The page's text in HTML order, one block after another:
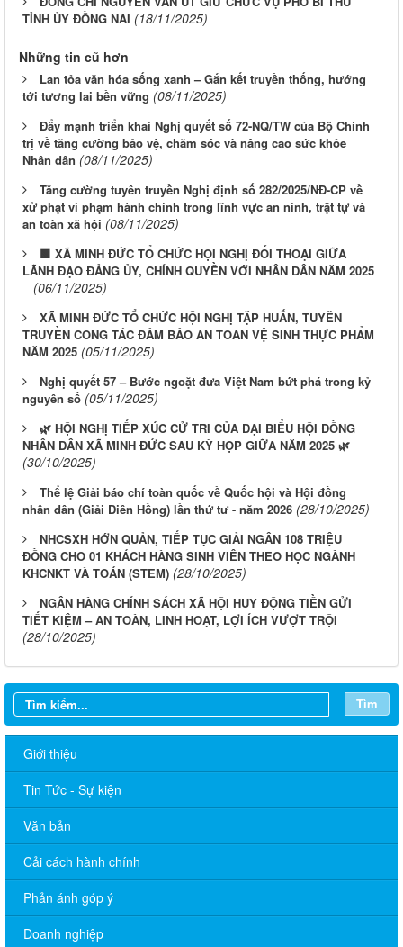
TỈNH ỦY ĐỒNG NAI (18/11/2025)
Những tin cũ hơn
Lan tỏa văn hóa sống xanh – Gắn kết truyền thống, hướng
tới tương lai bền vững (08/11/2025)
Đẩy mạnh triển khai Nghị quyết số 72-NQ/TW của Bộ Chính
trị về tăng cường bảo vệ, chăm sóc và nâng cao sức khỏe
Nhân dân (08/11/2025)
Tăng cường tuyên truyền Nghị định số 282/2025/NĐ-CP về
xử phạt vi phạm hành chính trong lĩnh vực an ninh, trật tự và
an toàn xã hội (08/11/2025)
🟩 XÃ MINH ĐỨC TỔ CHỨC HỘI NGHỊ ĐỐI THOẠI GIỮA
LÃNH ĐẠO ĐẢNG ỦY, CHÍNH QUYỀN VỚI NHÂN DÂN NĂM 2025
(06/11/2025)
XÃ MINH ĐỨC TỔ CHỨC HỘI NGHỊ TẬP HUẤN, TUYÊN
TRUYỀN CÔNG TÁC ĐẢM BẢO AN TOÀN VỆ SINH THỰC PHẨM
NĂM 2025 (05/11/2025)
Nghị quyết 57 – Bước ngoặt đưa Việt Nam bứt phá trong kỷ
nguyên số (05/11/2025)
🌿 HỘI NGHỊ TIẾP XÚC CỬ TRI CỦA ĐẠI BIỂU HỘI ĐỒNG
NHÂN DÂN XÃ MINH ĐỨC SAU KỲ HỌP GIỮA NĂM 2025 🌿
(30/10/2025)
Thể lệ Giải báo chí toàn quốc về Quốc hội và Hội đồng
nhân dân (Giải Diên Hồng) lần thứ tư - năm 2026 (28/10/2025)
NHCSXH HỚN QUẢN, TIẾP TỤC GIẢI NGÂN 108 TRIỆU
ĐỒNG CHO 01 KHÁCH HÀNG SINH VIÊN THEO HỌC NGÀNH
KHCNKT VÀ TOÁN (STEM) (28/10/2025)
NGÂN HÀNG CHÍNH SÁCH XÃ HỘI HUY ĐỘNG TIỀN GỬI
TIẾT KIỆM – AN TOÀN, LINH HOẠT, LỢI ÍCH VƯỢT TRỘI
(28/10/2025)
Tìm
Giới thiệu
Tin Tức - Sự kiện
Văn bản
Cải cách hành chính
Phản ánh góp ý
Doanh nghiệp